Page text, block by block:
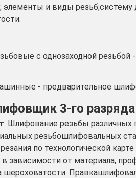
и виды резьб;систему
с однозаходной
- предварительное
3-го разряда
. Шлифование резьбы различных
резьбошлифовальных
по технологической
зависимости от материала,
шероховатости.